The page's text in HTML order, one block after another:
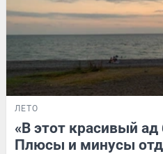
ЛЕТО
«В этот красивый
Плюсы и минусы